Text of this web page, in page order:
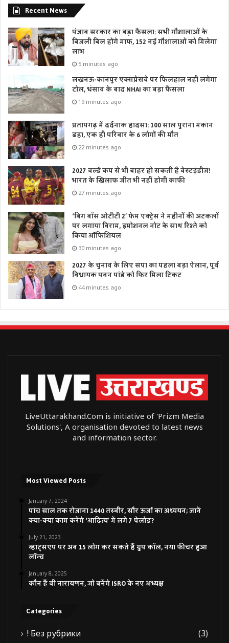
Recent News
पंजाब सरकार का बड़ा फैसला: सभी गौशालाओं के
बिजली बिल होंगे माफ, 152 नई गौशालाओं को मिलेगा
लाभ
5 minutes ago
लखनऊ-कानपुर एक्सप्रेसवे पर फिलहाल नहीं लगेगा
टोल, धंसाव के बाद NHAI का बड़ा फैसला
19 minutes ago
प्रतापगढ़ में दर्दनाक हादसा: 100 साल पुराना मकान
ढहा, एक ही परिवार के 6 लोगों की मौत
22 minutes ago
2027 वर्ल्ड कप से भी बाहर हो सकती है वेस्टइंडीज!
भारत के खिलाफ जीत भी नहीं होगी काफी
27 minutes ago
‘बिग बॉस ओटीटी 2’ फेम एक्ट्रेस ने महीनों की अटकलों
पर लगाया विराम, इमोशनल नोट के साथ रिश्ते को
किया ऑफिशियल
30 minutes ago
2027 के चुनाव के लिए सपा का पहला बड़ा ऐलान, पूर्व
विधायक पवन पांडे को फिर मिला टिकट
44 minutes ago
LiveUttarakhand.Com is initiative of 'Prizm Media
Solutions', A organisation devoted to latest news
and information sector.
Most Viewed Posts
January 7, 2024
पांच साल तक रोजाना 1440 तस्वीर, सौर ऊर्जा का अध्ययन; जानें
क्या-क्या काम करेंगे ‘आदित्य’ में लगे 7 पेलोड?
July 21, 2023
व्हाट्सएप पर अब 15 लोग कर सकते हैं ग्रुप कॉल, नया फीचर हुआ
लॉन्च
January 8, 2025
कौन हैं वी नारायणन, जो बनेंगे ISRO के नए अध्यक्ष
Categories
! Без рубрики
(3)